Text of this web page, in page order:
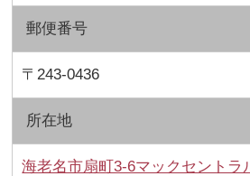
郵便番号
〒243-0436
所在地
海老名市扇町3-6マックセントラ